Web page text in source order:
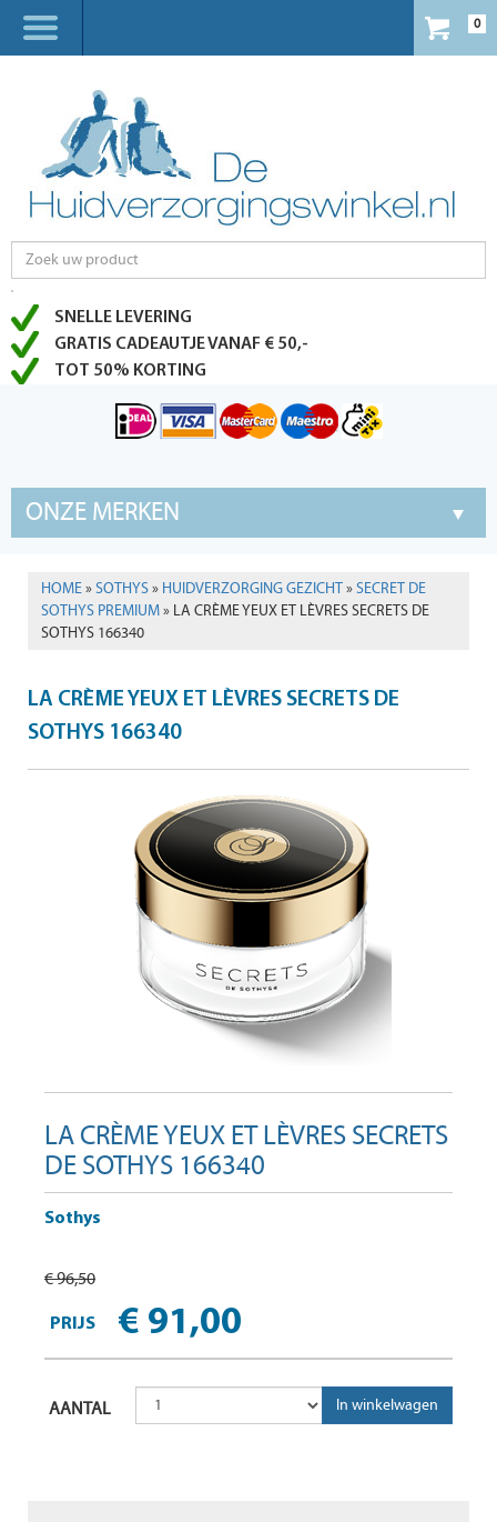
0
SNELLE LEVERING
GRATIS CADEAUTJE VANAF € 50,-
TOT 50% KORTING
ONZE MERKEN
HOME»SOTHYS» HUIDVERZORGING GEZICHT»SECRET DE
SOTHYS PREMIUM» LA CRÈME YEUX ET LÈVRES SECRETS DE
SOTHYS 166340
LA CRÈME YEUX ET LÈVRES SECRETS DE
SOTHYS 166340
LA CRÈME YEUX ET LÈVRES SECRETS
DE SOTHYS 166340
Sothys
€ 96,50
PRIJS € 91,00
AANTAL